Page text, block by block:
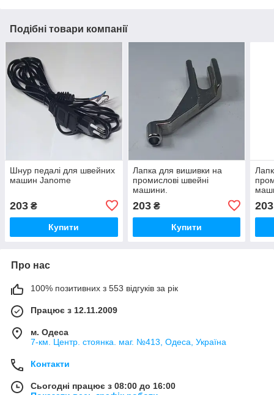
Подібні товари компанії
Шнур педалі для швейних
машин Janome
203 ₴
Купити
Лапка для вишивки на
промислові швейні
машини.
203₴
Купити
203
Про нас
100% позитивних з 553 відгуків за рік
Працює з 12.11.2009
м. Одеса
7-км. Центр. стоянка. маг. №413, Одеса, Україна
Контакти
Сьогодні працює з 08:00 до 16:00